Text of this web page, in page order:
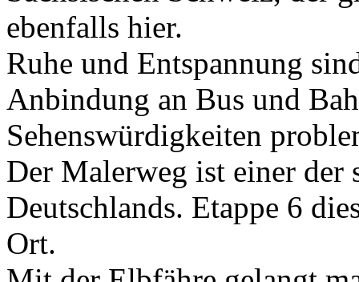
ebenfalls hier.
Ruhe und Entspannung
Anbindung an Bus und
Sehenswürdigkeiten
Der Malerweg ist einer der
Deutschlands. Etappe 6
Ort.